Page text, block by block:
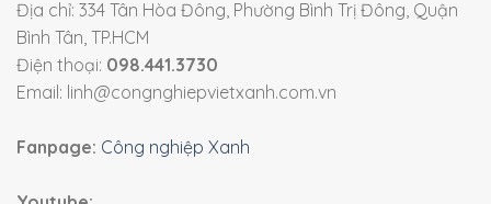
Địa chỉ: 334 Tân Hòa Đông, Phường Bình Trị Đông, Quận
Bình Tân, TP.HCM
Điện thoại: 098.441.3730
Email: linh@congnghiepvietxanh.com.vn
Fanpage: Công nghiệp Xanh